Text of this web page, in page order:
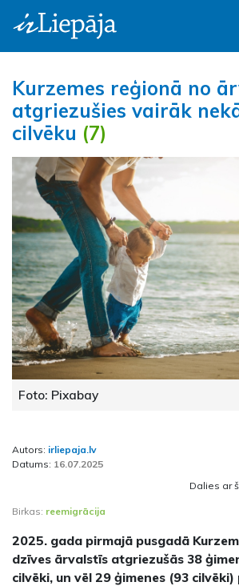
Kurzemes reģionā no
atgriezušies vairāk
cilvēku (7)
Foto: Pixabay
Autors: irliepaja.lv
Datums: 16.07.2025
Dalies ar
Birkas: reemigrācija
2025. gada pirmajā pusgadā
dzīves ārvalstīs atgriezušās 38
cilvēki, un vēl 29 ģimenes (93